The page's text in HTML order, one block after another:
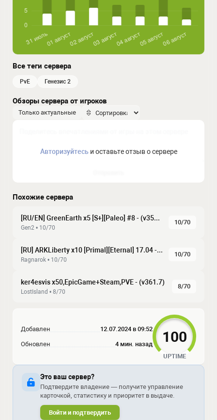
Все теги сервера
PvE генезис 2
Обзоры сервера от игроков
Только актуальные
Авторизуйтесьи оставьте отзыв о сервере
Похожие сервера
[RU/EN] GreenEarth x5 [S+][Paleo] #8 - (v358.24)
Gen2 • 10/70
10/70
[RU] ARKLiberty x10 [Primal][Eternal] 17.04 - (v358.24)
Ragnarok • 10/70
10/70
ker4esvis x50,EpicGame+Steam,PVE - (v361.7)
LostIsland • 8/70
8/70
Добавлен 12.07.2024 в 09:52
Обновлен 4 мин. назад 100
UPTIME
Это ваш сервер?
Подтвердите владение — получите управление
карточкой, статистику и приоритет в выдаче.
Войти и подтвердить